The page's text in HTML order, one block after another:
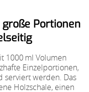
Portionen
1000 ml Volumen
Einzelportionen,
serviert werden. Das
Holzschale, einen